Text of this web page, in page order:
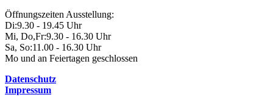
Öffnungszeiten Ausstellung:
Di:9.30 - 19.45 Uhr
Mi, Do,Fr:9.30 - 16.30 Uhr
Sa, So:11.00 - 16.30 Uhr
Mo und an Feiertagen geschlossen
Datenschutz
Impressum